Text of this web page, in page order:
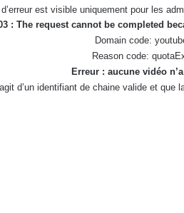
est visible uniquement pour les
: The request cannot be completed
Domain code:
Reason code:
Erreur : aucune vidéo
d’un identifiant de chaine valide et